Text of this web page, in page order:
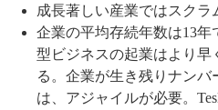
成長著しい産業ではスクラ
企業の平均存続年数は13
型ビジネスの起業はより早
る。企業が生き残りナン
は、アジャイルが必要。